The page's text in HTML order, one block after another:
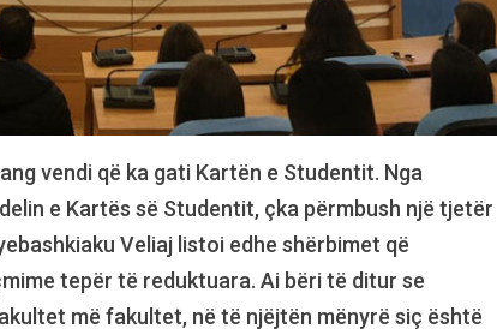
vendi që ka gati Kartën e Studentit. Nga
e Kartës së Studentit, çka përmbush një tjetër
Veliaj listoi edhe shërbimet që
tepër të reduktuara. Ai bëri të ditur se
më fakultet, në të njëjtën mënyrë siç është